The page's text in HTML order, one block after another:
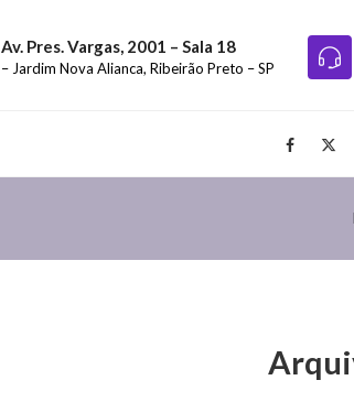
Av. Pres. Vargas, 2001 – Sala 18
– Jardim Nova Alianca, Ribeirão Preto – SP